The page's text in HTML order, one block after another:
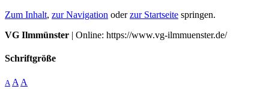
Zum Inhalt, zur Navigation oderzur Startseite springen.
VG Ilmmünster | Online: https://www.vg-ilmmuenster.de/
Schriftgröße
A A A